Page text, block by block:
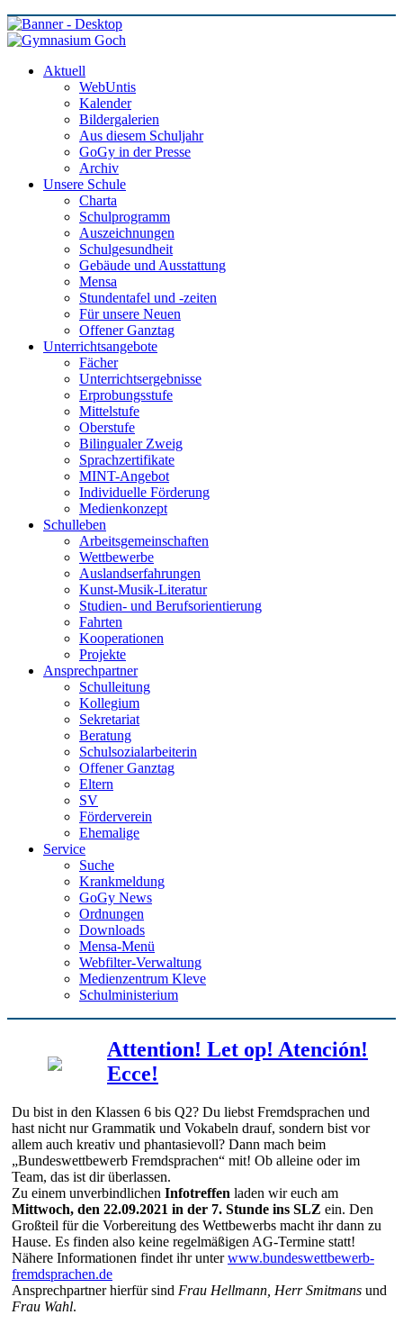
Aktuell
WebUntis
Kalender
Bildergalerien
Aus diesem Schuljahr
GoGy in der Presse
Archiv
Unsere Schule
Charta
Schulprogramm
Auszeichnungen
Schulgesundheit
Gebäude und Ausstattung
Mensa
Stundentafel und -zeiten
Für unsere Neuen
Offener Ganztag
Unterrichtsangebote
Fächer
Unterrichtsergebnisse
Erprobungsstufe
Mittelstufe
Oberstufe
Bilingualer Zweig
Sprachzertifikate
MINT-Angebot
Individuelle Förderung
Medienkonzept
Schulleben
Arbeitsgemeinschaften
Wettbewerbe
Auslandserfahrungen
Kunst-Musik-Literatur
Studien- und Berufsorientierung
Fahrten
Kooperationen
Projekte
Ansprechpartner
Schulleitung
Kollegium
Sekretariat
Beratung
Schulsozialarbeiterin
Offener Ganztag
Eltern
SV
Förderverein
Ehemalige
Service
Suche
Krankmeldung
GoGy News
Ordnungen
Downloads
Mensa-Menü
Webfilter-Verwaltung
Medienzentrum Kleve
Schulministerium
Attention! Let op! Atención!
Ecce!
Du bist in den Klassen 6 bis Q2? Du liebst Fremdsprachen und
hast nicht nur Grammatik und Vokabeln drauf, sondern bist vor
allem auch kreativ und phantasievoll? Dann mach beim
„Bundeswettbewerb Fremdsprachen“ mit! Ob alleine oder im
Team, das ist dir überlassen.
Zu einem unverbindlichen Infotreffen laden wir euch am
Mittwoch, den 22.09.2021 in der 7. Stunde ins SLZ ein. Den
Großteil für die Vorbereitung des Wettbewerbs macht ihr dann zu
Hause. Es finden also keine regelmäßigen AG-Termine statt!
Nähere Informationen findet ihr unterwww.bundeswettbewerb-
fremdsprachen.de
Ansprechpartner hierfür sind Frau Hellmann, Herr Smitmans und
Frau Wahl.